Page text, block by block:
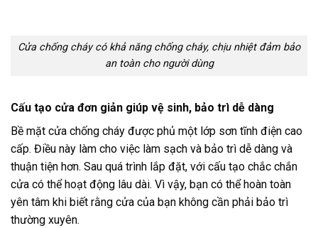
Cửa chống cháy có khả năng chống cháy, chịu nhiệt đảm bảo
an toàn cho người dùng
Cấu tạo cửa đơn giản giúp vệ sinh, bảo trì dễ dàng
Bề mặt cửa chống cháy được phủ một lớp sơn tĩnh điện cao
cấp. Điều này làm cho việc làm sạch và bảo trì dễ dàng và
thuận tiện hơn. Sau quá trình lắp đặt, với cấu tạo chắc chắn
cửa có thể hoạt động lâu dài. Vì vậy, bạn có thể hoàn toàn
yên tâm khi biết rằng cửa của bạn không cần phải bảo trì
thường xuyên.